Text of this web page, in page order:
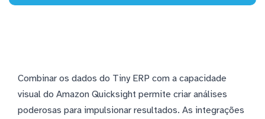
Combinar os dados do Tiny ERP com a capacidade
visual do Amazon Quicksight permite criar análises
poderosas para impulsionar resultados. As integrações